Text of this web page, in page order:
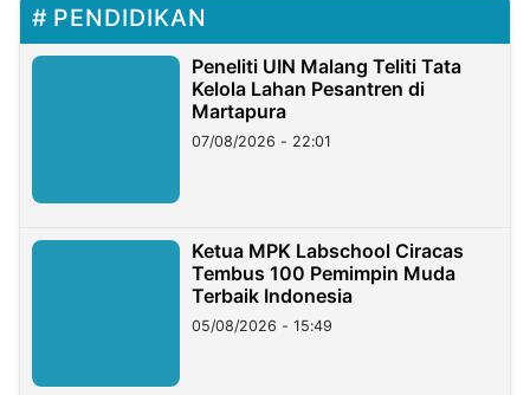
PENDIDIKAN
Peneliti UIN Malang Teliti Tata
Kelola Lahan Pesantren di
Martapura
07/08/2026 - 22:01
Ketua MPK Labschool Ciracas
Tembus 100 Pemimpin Muda
Terbaik Indonesia
05/08/2026 - 15:49